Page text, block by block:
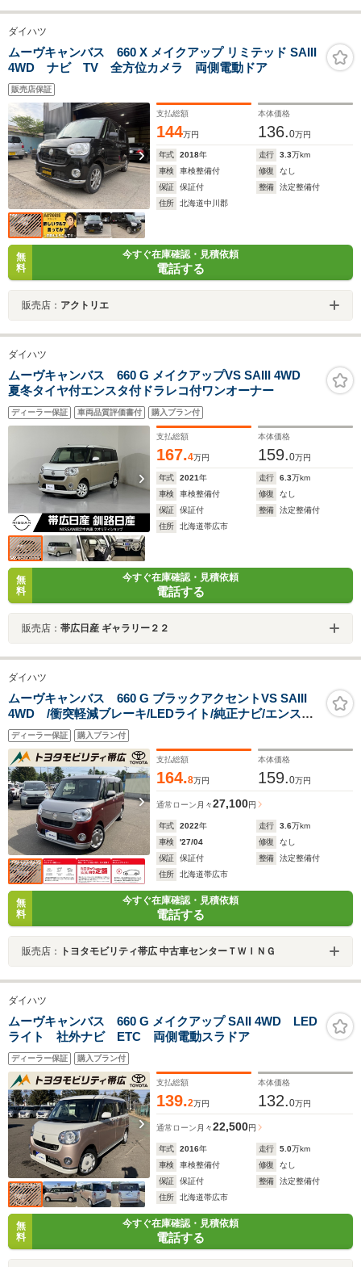
ダイハツ
ムーヴキャンバス 660 X メイクアップ リミテッド SAIII
4WD ナビ TV 全方位カメラ 両側電動ドア
販売店保証
支払総額
144万円
本体価格
136.0万円
年式 2018年 走行 3.3万km
車検
車検整備付 修復
なし
保証
保証付 整備
法定整備付
住所
北海道中川郡
無
料
今すぐ在庫確認・見積依頼
電話する
販売店： アクトリエ
ダイハツ
ムーヴキャンバス 660 G メイクアップVS SAIII 4WD
夏冬タイヤ付エンスタ付ドラレコ付ワンオーナー
ディーラー保証 車両品質評価書付 購入プラン付
支払総額
167.4万円
本体価格
159.0万円
年式 2021年 走行 6.3万km
車検
車検整備付 修復
なし
保証
保証付 整備
法定整備付
住所
北海道帯広市
無
料
今すぐ在庫確認・見積依頼
電話する
販売店： 帯広日産 ギャラリー２２
ダイハツ
ムーヴキャンバス 660 G ブラックアクセントVS SAIII
4WD /衝突軽減ブレーキ/LEDライト/純正ナビ/エンスタ/
両側電動スライドドア/シートヒーター/ドラレコ
ディーラー保証 購入プラン付
支払総額
164.8万円
本体価格
159.0万円
通常ローン 月々27,100円
年式 2022年 走行 3.6万km
車検
'27/04 修復
なし
保証
保証付 整備
法定整備付
住所
北海道帯広市
無
料
今すぐ在庫確認・見積依頼
電話する
販売店： トヨタモビリティ帯広 中古車センターＴＷＩＮＧ
ダイハツ
ムーヴキャンバス 660 G メイクアップ SAII 4WD LED
ライト 社外ナビ ETC 両側電動スラドア
ディーラー保証 購入プラン付
支払総額
139.2万円
本体価格
132.0万円
通常ローン 月々22,500円
年式 2016年 走行 5.0万km
車検
車検整備付 修復
なし
保証
保証付 整備
法定整備付
住所
北海道帯広市
無
料
今すぐ在庫確認・見積依頼
電話する